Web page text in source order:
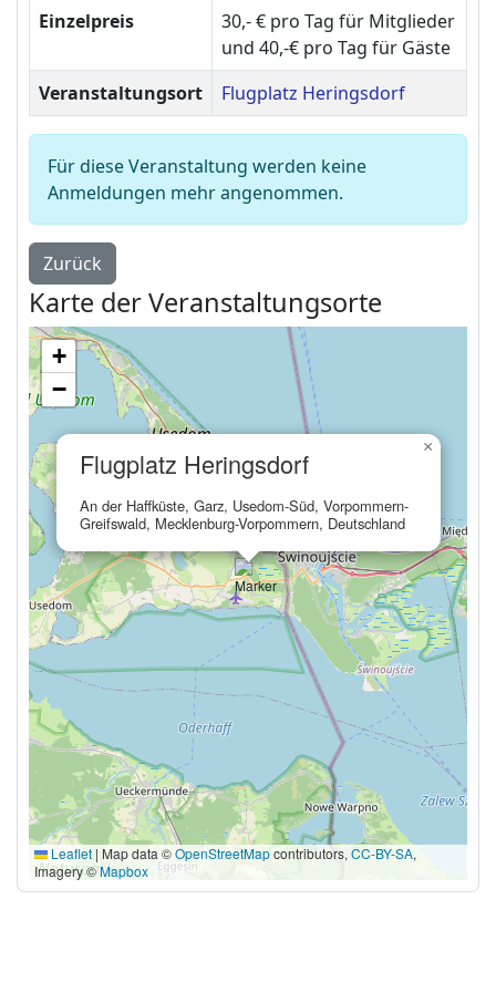
Einzelpreis
30,- € pro Tag für Mitglieder
und 40,-€ pro Tag für Gäste
Veranstaltungsort
Flugplatz Heringsdorf
Für diese Veranstaltung werden keine
Anmeldungen mehr angenommen.
Zurück
Karte der Veranstaltungsorte
Flugplatz Heringsdorf
An der Haffküste, Garz, Usedom-Süd, Vorpommern-
Greifswald, Mecklenburg-Vorpommern, Deutschland
×
+
−
Leaflet | Map data ©OpenStreetMapcontributors,CC-BY-SA,
Imagery ©Mapbox